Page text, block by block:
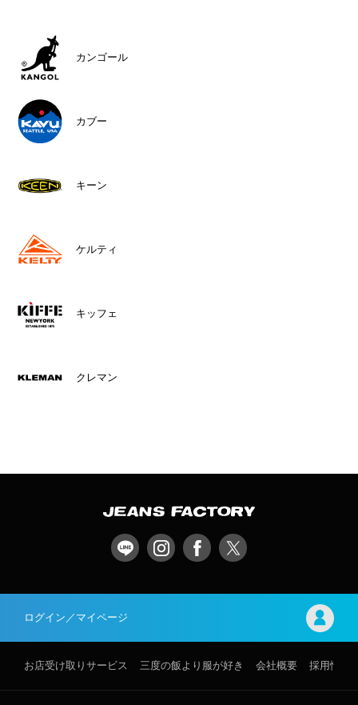
カンゴール
カブー
キーン
ケルティ
キッフェ
クレマン
ログイン／マイページ
お店受け取りサービス 三度の飯より服が好き 会社概要 採用情報